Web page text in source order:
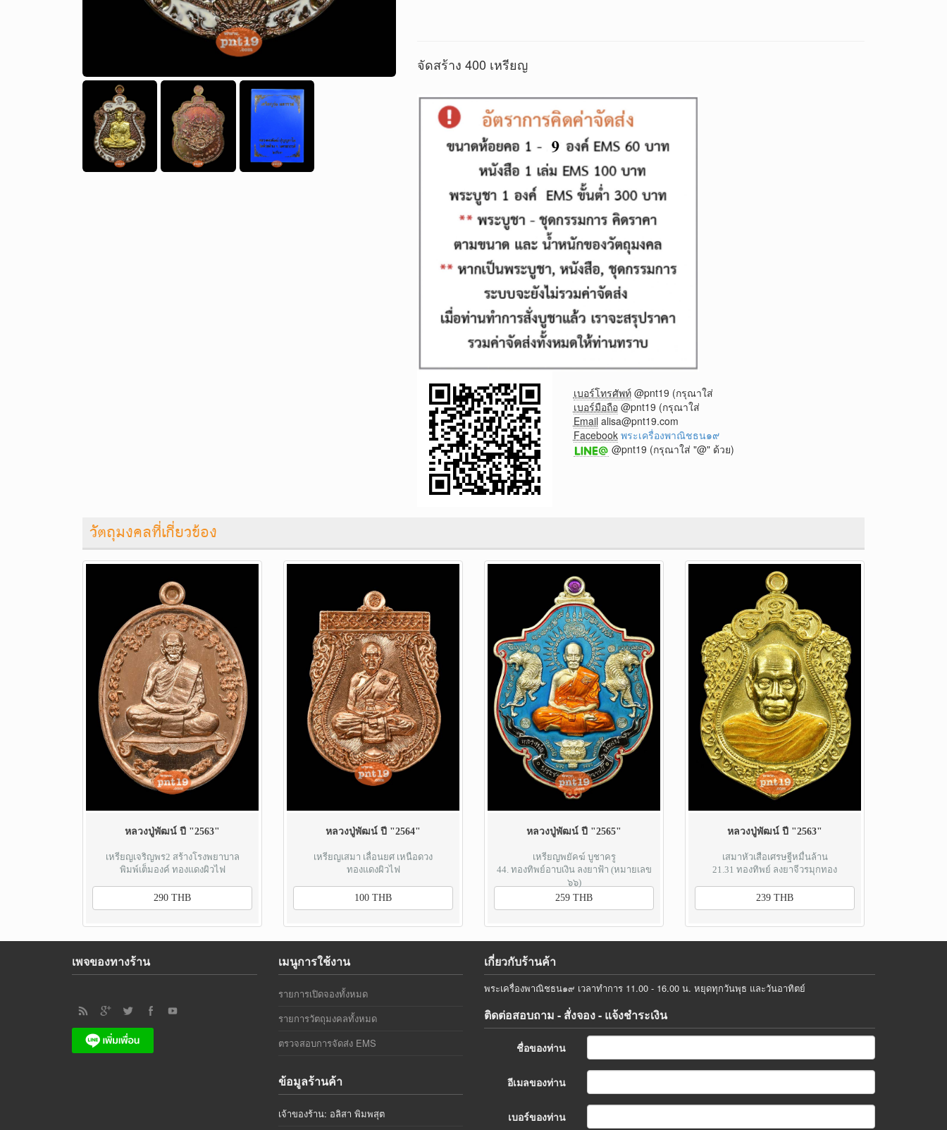
จัดสร้าง 400 เหรียญ
เบอร์โทรศัพท์@pnt19 (กรุณาใส่
เบอร์มือถือ@pnt19 (กรุณาใส่
Email alisa@pnt19.com
Facebook พระเครื่องพาณิชธน๑๙
@pnt19 (กรุณาใส่ "@" ด้วย)
วัตถุมงคลที่เกี่ยวข้อง
หลวงปู่พัฒน์ ปี "2563"
เหรียญเจริญพร2 สร้างโรงพยาบาล
พิมพ์เต็มองค์ ทองแดงผิวไฟ
290 THB
หลวงปู่พัฒน์ ปี "2564"
เหรียญเสมา เลื่อนยศ เหนือดวง
ทองแดงผิวไฟ
100 THB
หลวงปู่พัฒน์ ปี "2565"
เหรียญพยัคฆ์ บูชาครู
44. ทองทิพย์อาบเงิน ลงยาฟ้า (หมายเลข
๖๖)
259 THB
หลวงปู่พัฒน์ ปี "2563"
เสมาหัวเสือเศรษฐีหมื่นล้าน
21.31 ทองทิพย์ ลงยาจีวรมุกทอง
239 THB
เพจของทางร้าน เมนูการใช้งาน
รายการเปิดจองทั้งหมด
รายการวัตถุมงคลทั้งหมด
ตรวจสอบการจัดส่ง EMS
ข้อมูลร้านค้า
เจ้าของร้าน: อลิสา พิมพสุต
เกี่ยวกับร้านค้า
พระเครื่องพาณิชธน๑๙ เวลาทำการ 11.00 - 16.00 น. หยุดทุกวันพุธ และวันอาทิตย์
ติดต่อสอบถาม - สั่งจอง - แจ้งชำระเงิน
ชื่อของท่าน
อีเมลของท่าน
เบอร์ของท่าน